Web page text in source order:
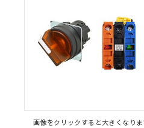
画像をクリックすると大きくなりま